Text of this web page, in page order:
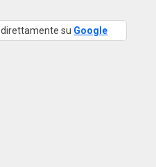
direttamente su Google